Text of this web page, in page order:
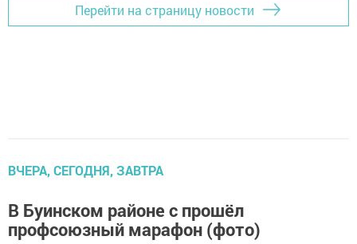
Перейти на страницу новости
ВЧЕРА, СЕГОДНЯ, ЗАВТРА
В Буинском районе с прошёл
профсоюзный марафон (фото)